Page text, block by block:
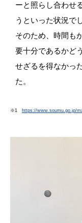
ーと照らし合わせ
うといった状況で
そのため、時間も
要十分であるかど
せざるを得なかっ
た。
※1 https://www.soumu.go.jp/